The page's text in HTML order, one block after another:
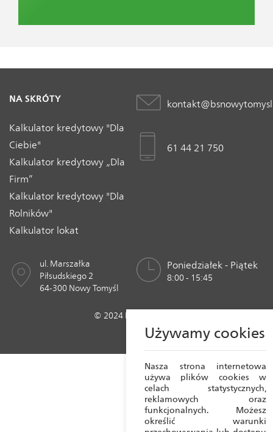
Używamy cookies
Nasza strona internetowa
używa plików cookies w
celach statystycznych,
reklamowych oraz
funkcjonalnych. Możesz
określić warunki
NA SKRÓTY
Kalkulator kredytowy "Dla
Ciebie"
Kalkulator kredytowy „Dla
Firm”
Kalkulator kredytowy "Dla
Rolników"
Kalkulator lokat
61 44 21 750
ul. Marszałka
Piłsudskiego 2
64-300 Nowy Tomyśl
Poniedziałek - Piątek
8:00 - 15:45
© 2024 Bank Spółdzielczy w Nowym Tomyślu
Crafton 2023